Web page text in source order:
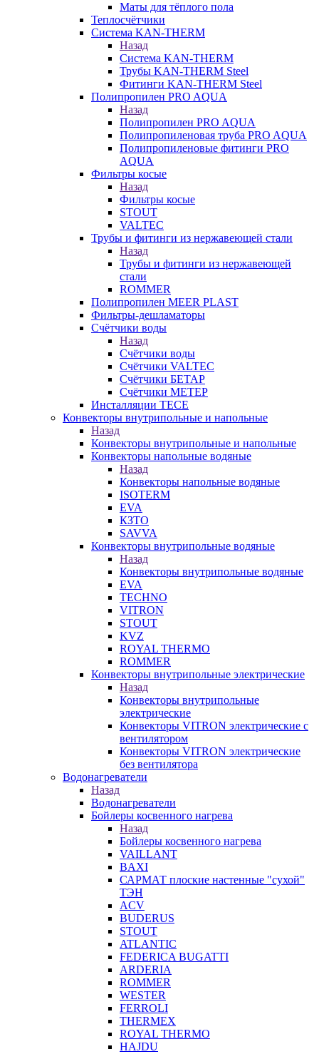
Маты для тёплого пола
Теплосчётчики
Система KAN-THERM
Назад
Система KAN-THERM
Трубы KAN-THERM Steel
Фитинги KAN-THERM Steel
Полипропилен PRO AQUA
Назад
Полипропилен PRO AQUA
Полипропиленовая труба PRO AQUA
Полипропиленовые фитинги PRO
AQUA
Фильтры косые
Назад
Фильтры косые
STOUT
VALTEC
Трубы и фитинги из нержавеющей стали
Назад
Трубы и фитинги из нержавеющей
стали
ROMMER
Полипропилен MEER PLAST
Фильтры-дешламаторы
Счётчики воды
Назад
Счётчики воды
Счётчики VALTEC
Счётчики БЕТАР
Счётчики МЕТЕР
Инсталляции TECE
Конвекторы внутрипольные и напольные
Назад
Конвекторы внутрипольные и напольные
Конвекторы напольные водяные
Назад
Конвекторы напольные водяные
ISOTERM
EVA
КЗТО
SAVVA
Конвекторы внутрипольные водяные
Назад
Конвекторы внутрипольные водяные
EVA
TECHNO
VITRON
STOUT
KVZ
ROYAL THERMO
ROMMER
Конвекторы внутрипольные электрические
Назад
Конвекторы внутрипольные
электрические
Конвекторы VITRON электрические с
вентилятором
Конвекторы VITRON электрические
без вентилятора
Водонагреватели
Назад
Водонагреватели
Бойлеры косвенного нагрева
Назад
Бойлеры косвенного нагрева
VAILLANT
BAXI
САРМАТ плоские настенные "сухой"
ТЭН
ACV
BUDERUS
STOUT
ATLANTIC
FEDERICA BUGATTI
ARDERIA
ROMMER
WESTER
FERROLI
THERMEX
ROYAL THERMO
HAJDU